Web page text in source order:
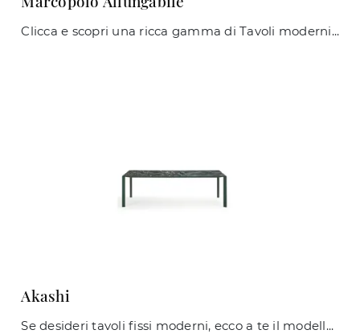
Clicca e scopri una ricca gamma di Tavoli moderni allungabili da pranzo! Il modello Marcopolo Allungabile di Midj ti attende.
Akashi
Se desideri tavoli fissi moderni, ecco a te il modello da pranzo in ceramica Akashi del brand Midj.